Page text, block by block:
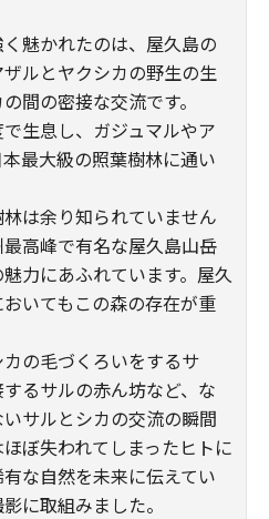
魅かれたのは、屋久島の
ルとヤクシカの野生の生
間の密接な交流です。
生息し、ガジュマルやア
最大級の照葉樹林に通い
は余り知られていません
高峰で有名な屋久島山岳
力にあふれています。屋久
いてもこの森の存在が重
の毛づくろいをするサ
るサルの赤ん坊など、な
サルとシカの交流の瞬間
ぼ失われてしまったヒトに
な自然を未来に伝えてい
に取組みました。